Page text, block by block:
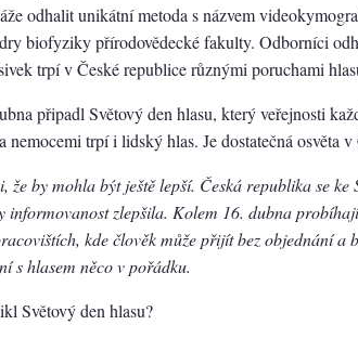
odhalit unikátní metoda s názvem
biofyziky přírodovědecké fakulty. Odborníci
trpí v České republice různými poruchami
připadl Světový den hlasu, který veřejnosti
nemocemi trpí i lidský hlas. Je dostatečná osvěta
že by mohla být ještě lepší. Česká republika se ke
informovanost zlepšila. Kolem 16. dubna
kde člověk může přijít bez objednání a
s hlasem něco v pořádku.
Světový den hlasu?